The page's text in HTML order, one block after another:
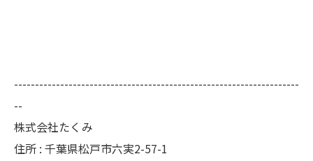
--------------------------------------------------------------------
--
株式会社たくみ
住所 : 千葉県松戸市六実2-57-1